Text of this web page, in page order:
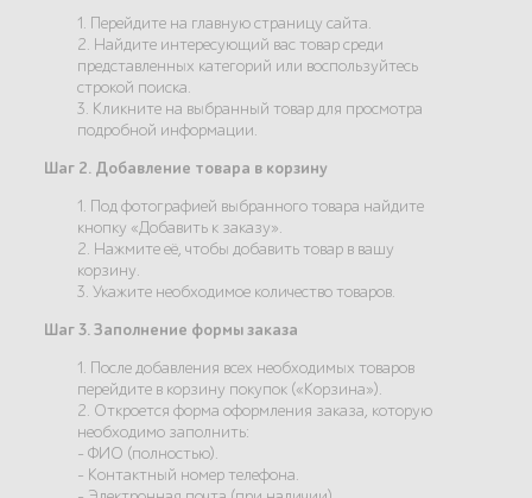
1. Перейдите на главную страницу сайта.
2. Найдите интересующий вас товар среди
представленных категорий или воспользуйтесь
строкой поиска.
3. Кликните на выбранный товар для просмотра
подробной информации.
Шаг 2. Добавление товара в корзину
1. Под фотографией выбранного товара найдите
кнопку «Добавить к заказу».
2. Нажмите её, чтобы добавить товар в вашу
корзину.
3. Укажите необходимое количество товаров.
Шаг 3. Заполнение формы заказа
1. После добавления всех необходимых товаров
перейдите в корзину покупок («Корзина»).
2. Откроется форма оформления заказа, которую
необходимо заполнить:
- ФИО (полностью).
- Контактный номер телефона.